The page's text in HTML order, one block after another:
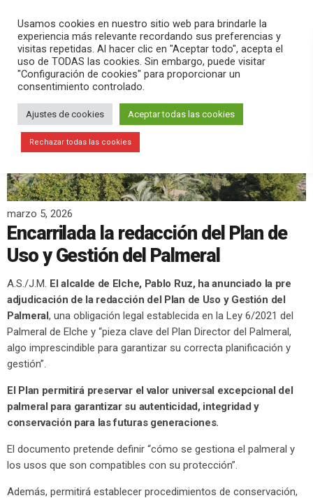
search menu pause PLAY
marzo 5, 2026
Encarrilada la redacción del Plan de
Uso y Gestión del Palmeral
A.S./J.M. El alcalde de Elche, Pablo Ruz, ha anunciado la pre
adjudicación de la redacción del Plan de Uso y Gestión del
Palmeral , una obligación legal establecida en la Ley 6/2021 del
Palmeral de Elche y “pieza clave del Plan Director del Palmeral,
algo imprescindible para garantizar su correcta planificación y
gestión”.
El Plan permitirá preservar el valor universal excepcional del
palmeral para garantizar su autenticidad, integridad y
conservación para las futuras generaciones.
El documento pretende definir “cómo se gestiona el palmeral y
los usos que son compatibles con su protección”.
Además, permitirá establecer procedimientos de conservación,
Usamos cookies en nuestro sitio web para brindarle la
experiencia más relevante recordando sus preferencias y
visitas repetidas. Al hacer clic en "Aceptar todo", acepta el
uso de TODAS las cookies. Sin embargo, puede visitar
"Configuración de cookies" para proporcionar un
consentimiento controlado.
Ajustes de cookies Aceptar todas las cookies
Rechazar todas las cookies